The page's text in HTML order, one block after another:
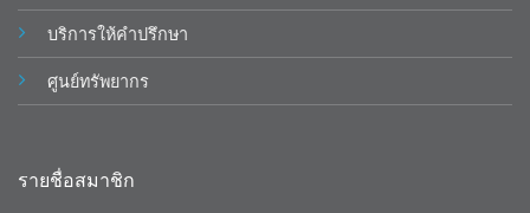
บริการให้คำปรึกษา
ศูนย์ทรัพยากร
รายชื่อสมาชิก